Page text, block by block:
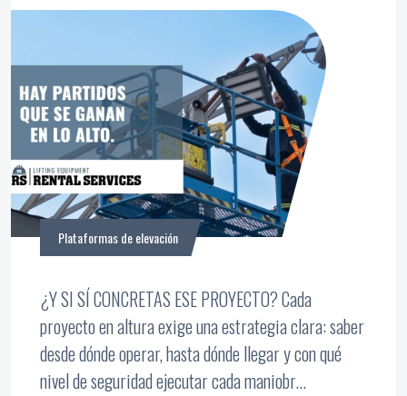
Plataformas de elevación
¿Y SI SÍ CONCRETAS ESE PROYECTO? Cada
proyecto en altura exige una estrategia clara: saber
desde dónde operar, hasta dónde llegar y con qué
nivel de seguridad ejecutar cada maniobr...